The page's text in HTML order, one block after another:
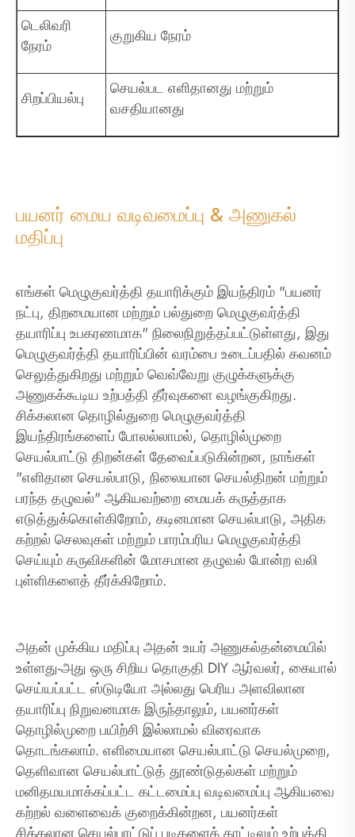
டெலிவரி
நேரம்
குறுகிய நேரம்
சிறப்பியல்பு
செயல்பட எளிதானது மற்றும்
வசதியானது
பயனர் மைய வடிவமைப்பு & அணுகல்
மதிப்பு
எங்கள் மெழுகுவர்த்தி தயாரிக்கும் இயந்திரம் "பயனர்
நட்பு, திறமையான மற்றும் பல்துறை மெழுகுவர்த்தி
தயாரிப்பு உபகரணமாக" நிலைநிறுத்தப்பட்டுள்ளது, இது
மெழுகுவர்த்தி தயாரிப்பின் வரம்பை உடைப்பதில் கவனம்
செலுத்துகிறது மற்றும் வெவ்வேறு குழுக்களுக்கு
அணுகக்கூடிய உற்பத்தி தீர்வுகளை வழங்குகிறது.
சிக்கலான தொழில்துறை மெழுகுவர்த்தி
இயந்திரங்களைப் போலல்லாமல், தொழில்முறை
செயல்பாட்டு திறன்கள் தேவைப்படுகின்றன, நாங்கள்
"எளிதான செயல்பாடு, நிலையான செயல்திறன் மற்றும்
பரந்த தழுவல்" ஆகியவற்றை மையக் கருத்தாக
எடுத்துக்கொள்கிறோம், கடினமான செயல்பாடு, அதிக
கற்றல் செலவுகள் மற்றும் பாரம்பரிய மெழுகுவர்த்தி
செய்யும் கருவிகளின் மோசமான தழுவல் போன்ற வலி
புள்ளிகளைத் தீர்க்கிறோம்.
அதன் முக்கிய மதிப்பு அதன் உயர் அணுகல்தன்மையில்
உள்ளது-அது ஒரு சிறிய தொகுதி DIY ஆர்வலர், கையால்
செய்யப்பட்ட ஸ்டுடியோ அல்லது பெரிய அளவிலான
தயாரிப்பு நிறுவனமாக இருந்தாலும், பயனர்கள்
தொழில்முறை பயிற்சி இல்லாமல் விரைவாக
தொடங்கலாம். எளிமையான செயல்பாட்டு செயல்முறை,
தெளிவான செயல்பாட்டுத் தூண்டுதல்கள் மற்றும்
மனிதமயமாக்கப்பட்ட கட்டமைப்பு வடிவமைப்பு ஆகியவை
கற்றல் வளைவைக் குறைக்கின்றன, பயனர்கள்